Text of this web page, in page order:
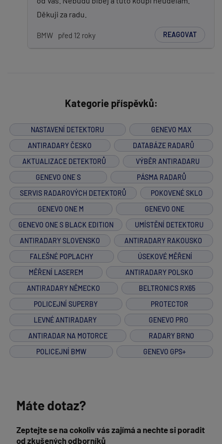
Děkuji za radu.
BMW před 12 roky REAGOVAT
Kategorie příspěvků:
NASTAVENÍ DETEKTORU
GENEVO MAX
ANTIRADARY ČESKO
DATABÁZE RADARŮ
AKTUALIZACE DETEKTORŮ
VÝBĚR ANTIRADARU
GENEVO ONE S
PÁSMA RADARŮ
SERVIS RADAROVÝCH DETEKTORŮ
POKOVENÉ SKLO
GENEVO ONE M
GENEVO ONE
GENEVO ONE S BLACK EDITION
UMÍSTĚNÍ DETEKTORU
ANTIRADARY SLOVENSKO
ANTIRADARY RAKOUSKO
FALEŠNÉ POPLACHY
ÚSEKOVÉ MĚŘENÍ
MĚŘENÍ LASEREM
ANTIRADARY POLSKO
ANTIRADARY NĚMECKO
BELTRONICS RX65
POLICEJNÍ SUPERBY
PROTECTOR
LEVNÉ ANTIRADARY
GENEVO PRO
ANTIRADAR NA MOTORCE
RADARY BRNO
POLICEJNÍ BMW
GENEVO GPS+
Máte dotaz?
Zeptejte se na cokoliv vás zajímá a nechte si poradit
od zkušených odborníků